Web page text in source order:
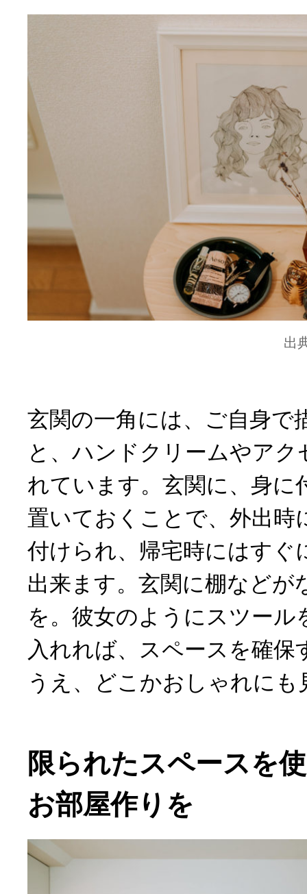
出
玄関の一角には、ご自身で
と、ハンドクリームやア
れています。玄関に、身に
置いておくことで、外出時
付けられ、帰宅時にはすぐ
出来ます。玄関に棚などが
を。彼女のようにスツール
入れれば、スペースを確保
うえ、どこかおしゃれにも
限られたスペースを
お部屋作りを